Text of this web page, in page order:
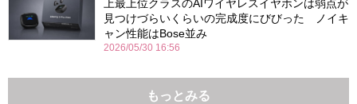
上最上位クラスのAIワイヤレスイヤホンは弱点が
見つけづらいくらいの完成度にびびった ノイキ
ャン性能はBose並み
2026/05/30 16:56
もっとみる